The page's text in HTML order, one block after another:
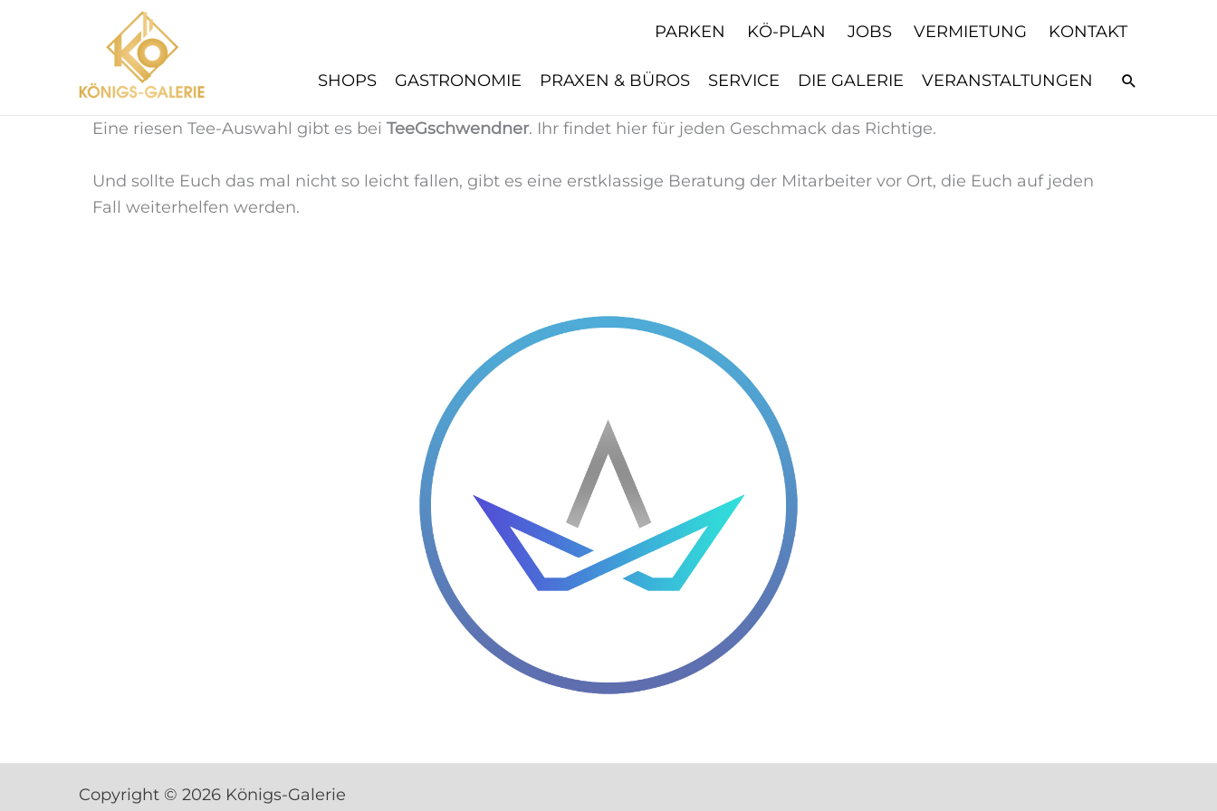
PARKEN KÖ-PLAN JOBS VERMIETUNG KONTAKT
SHOPS GASTRONOMIE PRAXEN & BÜROS SERVICE DIE GALERIE VERANSTALTUNGEN Suchen
Eine riesen Tee-Auswahl gibt es bei TeeGschwendner. Ihr findet hier für jeden Geschmack das Richtige.
Und sollte Euch das mal nicht so leicht fallen, gibt es eine erstklassige Beratung der Mitarbeiter vor Ort, die Euch auf jeden
Fall weiterhelfen werden.
Copyright © 2026 Königs-Galerie